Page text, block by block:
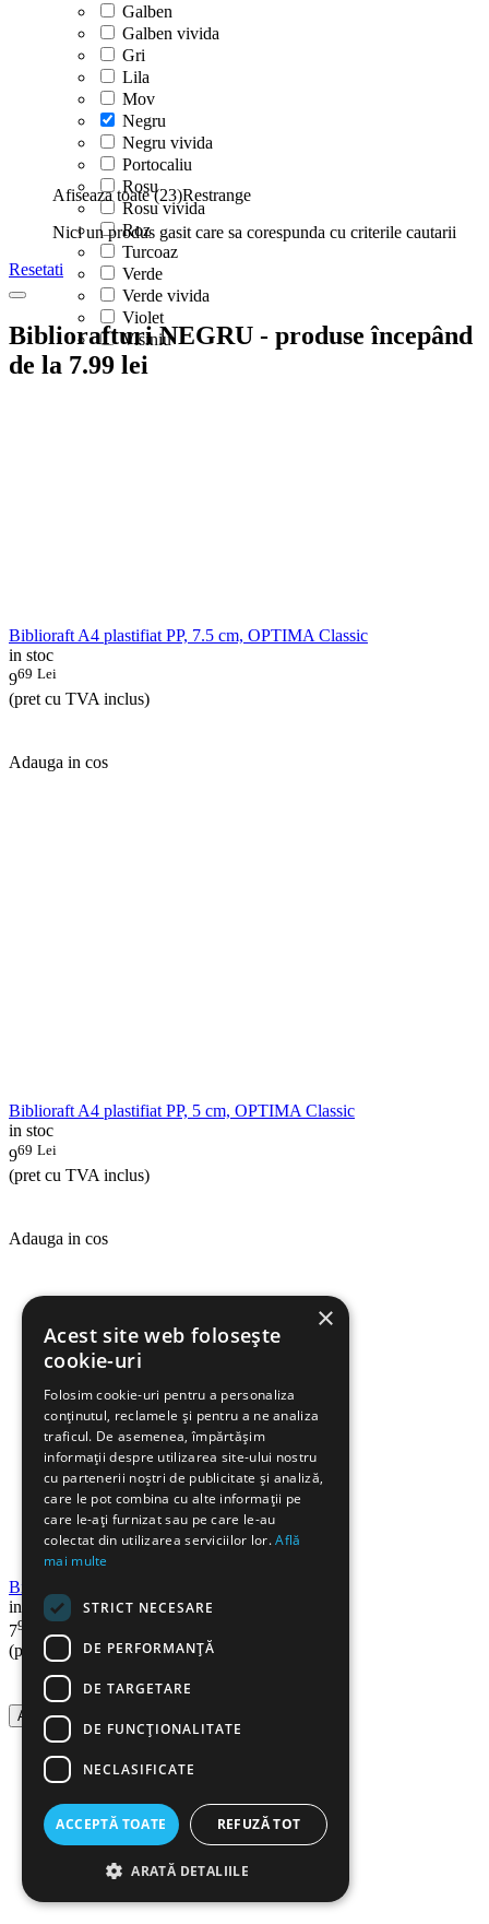
Galben
Galben vivida
Gri
Lila
Mov
Negru
Negru vivida
Portocaliu
Rosu
Rosu vivida
Roz
Turcoaz
Verde
Verde vivida
Violet
Visiniu
Afiseaza toate (23)Restrange
Nici un produs gasit care sa corespunda cu criterile cautarii
Resetati
Bibliorafturi NEGRU - produse începând
de la 7.99 lei
Biblioraft A4 plastifiat PP, 7.5 cm, OPTIMA Classic
in stoc
969 Lei
(pret cu TVA inclus)
Adauga in cos
Biblioraft A4 plastifiat PP, 5 cm, OPTIMA Classic
in stoc
969 Lei
(pret cu TVA inclus)
Adauga in cos
Biblioraft plastifiat A4, 7.5 cm, negru
in stoc
799 Lei
(pret cu TVA inclus)
Adauga in cos
×
Acest site web folosește
cookie-uri
Folosim cookie-uri pentru a personaliza
conținutul, reclamele și pentru a ne analiza
traficul. De asemenea, împărtășim
informații despre utilizarea site-ului nostru
cu partenerii noștri de publicitate și analiză,
care le pot combina cu alte informații pe
care le-ați furnizat sau pe care le-au
colectat din utilizarea serviciilor lor.Află
mai multe
STRICT NECESARE
DE PERFORMANȚĂ
DE TARGETARE
DE FUNCŢIONALITATE
NECLASIFICATE
ACCEPTĂ TOATE REFUZĂ TOT
ARATĂ DETALIILE